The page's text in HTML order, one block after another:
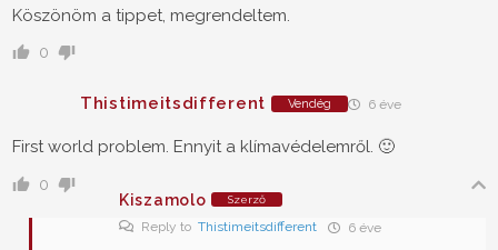
Köszönöm a tippet, megrendeltem.
0
Thistimeitsdifferent Vendég 6 éve
First world problem. Ennyit a klímavédelemről. 🙂
0
Kiszamolo
Szerző
Reply to Thistimeitsdifferent 6 éve